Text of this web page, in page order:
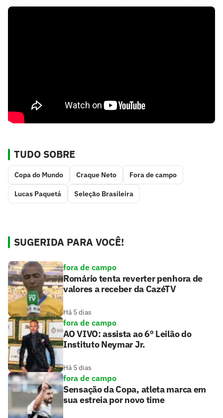
TUDO SOBRE
Copa do Mundo Craque Neto Fora de campo
Lucas Paquetá Seleção Brasileira
SUGERIDA PARA VOCÊ!
fora de campo
Romário tenta reverter penhora de
valores a receber da CazéTV
Há 5 dias
fora de campo
AO VIVO: assista ao 6º Leilão do
Instituto Neymar Jr.
Há 5 dias
fora de campo
Sensação da Copa, atleta marca em
sua estreia por novo time